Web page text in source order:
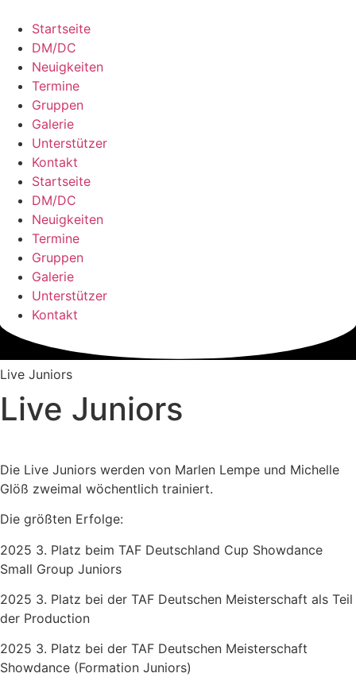
Inhalt
springen
Startseite
DM/DC
Neuigkeiten
Termine
Gruppen
Galerie
Unterstützer
Kontakt
Startseite
DM/DC
Neuigkeiten
Termine
Gruppen
Galerie
Unterstützer
Kontakt
Live Juniors
Live Juniors
Die Live Juniors werden von Marlen Lempe und Michelle
Glöß zweimal wöchentlich trainiert.
Die größten Erfolge:
2025 3. Platz beim TAF Deutschland Cup Showdance
Small Group Juniors
2025 3. Platz bei der TAF Deutschen Meisterschaft als Teil
der Production
2025 3. Platz bei der TAF Deutschen Meisterschaft
Showdance (Formation Juniors)